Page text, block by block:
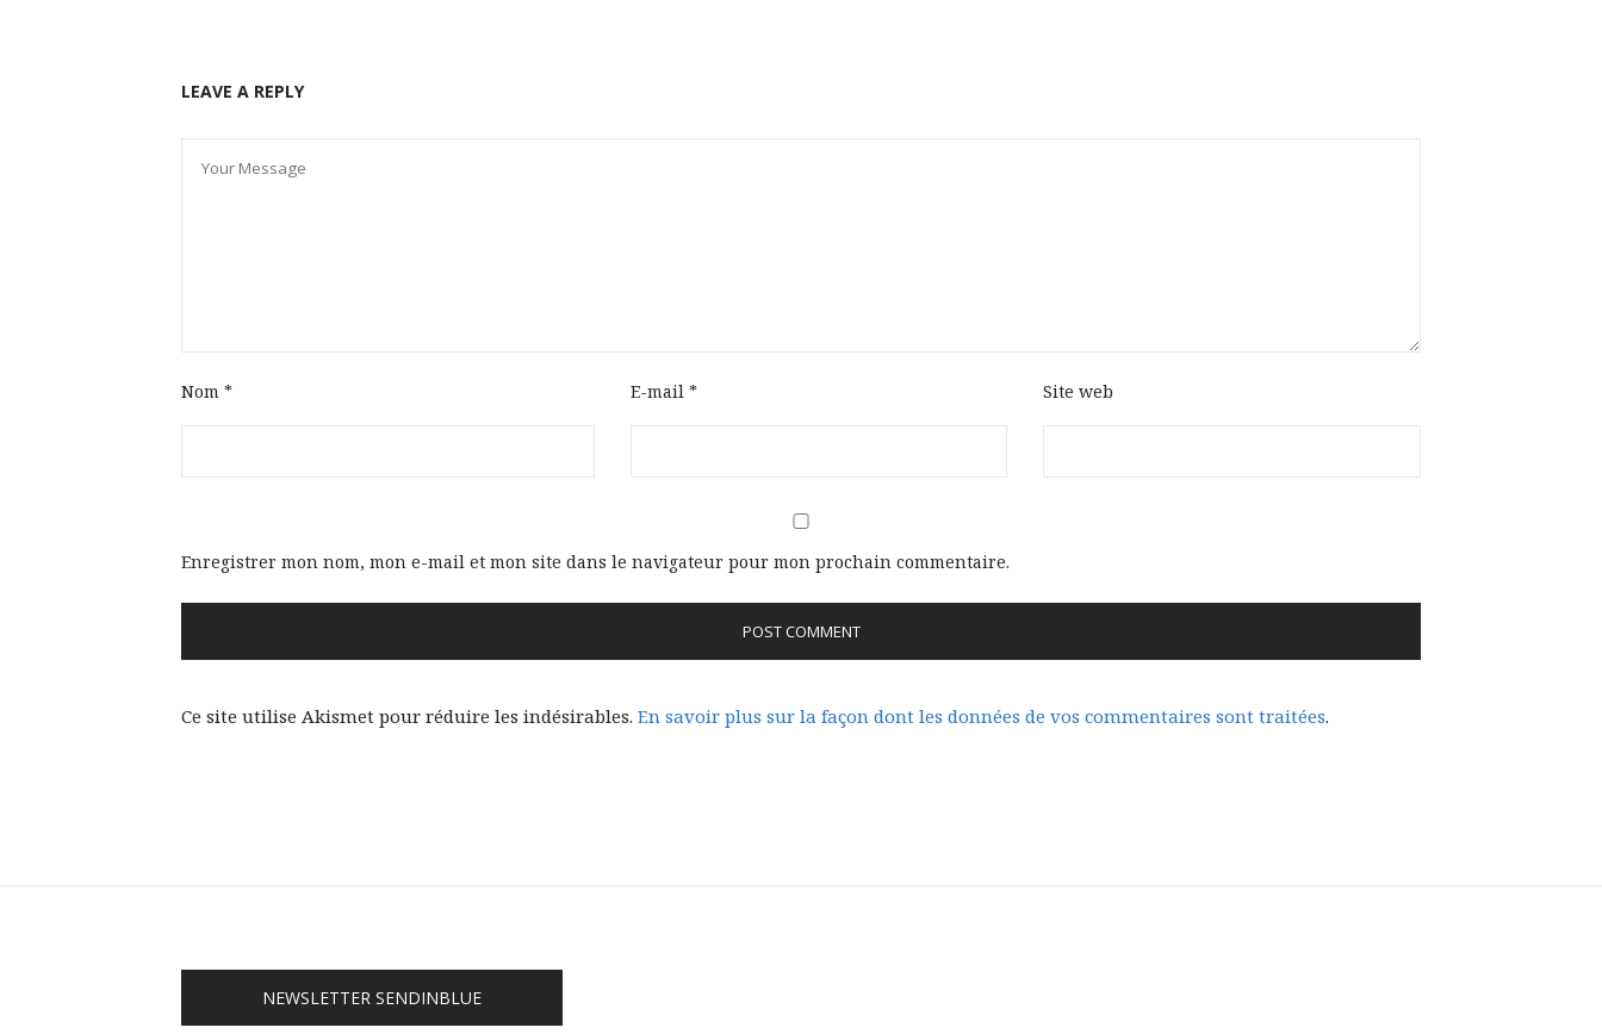
LEAVE A REPLY
Nom * E-mail * Site web
Enregistrer mon nom, mon e-mail et mon site dans le navigateur pour mon prochain commentaire.
Ce site utilise Akismet pour réduire les indésirables. En savoir plus sur la façon dont les données de vos commentaires sont traitées.
NEWSLETTER SENDINBLUE